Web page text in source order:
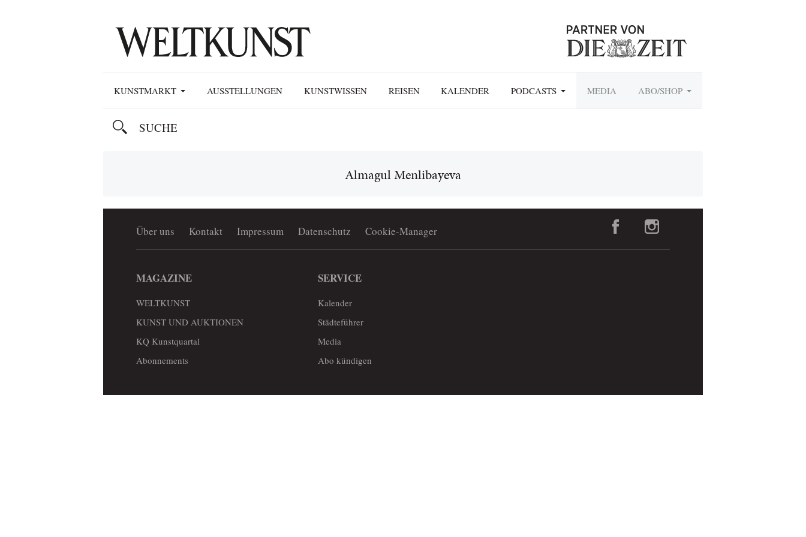
KUNSTMARKT AUSSTELLUNGEN KUNSTWISSEN REISEN KALENDER PODCASTS MEDIA ABO/SHOP
Almagul Menlibayeva
Über uns Kontakt Impressum Datenschutz Cookie-Manager
MAGAZINE
WELTKUNST
KUNST UND AUKTIONEN
KQ Kunstquartal
Abonnements
SERVICE
Kalender
Städteführer
Media
Abo kündigen